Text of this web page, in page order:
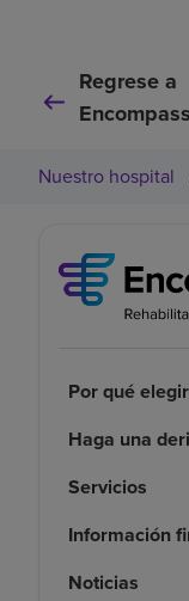
Regrese a
Nuestro hospital
Por qué
Haga una
Servicios
Información
Noticias